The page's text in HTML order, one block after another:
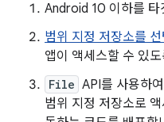
Android 10 이하를 타
범위 지정 저장소를 선
앱이 액세스할 수 있
File API를 사용하여
범위 지정 저장소로